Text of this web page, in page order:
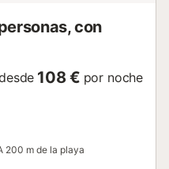
con
108 € por noche
200 m de la playa